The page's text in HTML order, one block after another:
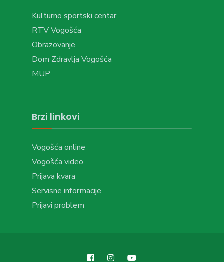
Kulturno sportski centar
RTV Vogošća
Obrazovanje
Dom Zdravlja Vogošća
MUP
Brzi linkovi
Vogošća online
Vogošća video
Prijava kvara
Servisne informacije
Prijavi problem